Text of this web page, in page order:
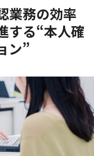
業務の効率
する“本人確
ン”